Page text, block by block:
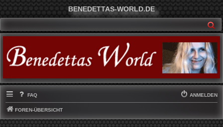
BENEDETTAS-WORLD.DE
FAQ ANMELDEN
FOREN-ÜBERSICHT